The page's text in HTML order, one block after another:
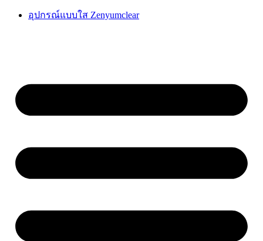
อุปกรณ์แบบใส Zenyumclear